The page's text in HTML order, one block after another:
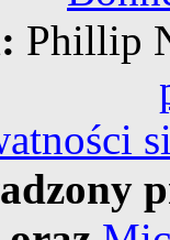
Phillip